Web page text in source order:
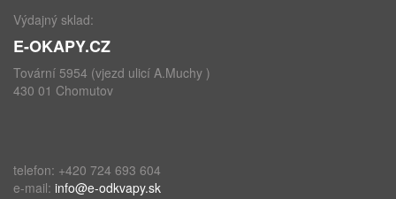
Výdajný sklad:
E-OKAPY.CZ
Tovární 5954 (vjezd ulicí A.Muchy )
430 01 Chomutov
telefon: +420 724 693 604
e-mail: info@e-odkvapy.sk